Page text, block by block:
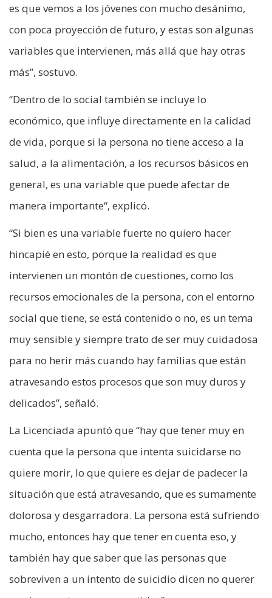
es que vemos a los jóvenes con mucho desánimo,
con poca proyección de futuro, y estas son algunas
variables que intervienen, más allá que hay otras
más”, sostuvo.
“Dentro de lo social también se incluye lo
económico, que influye directamente en la calidad
de vida, porque si la persona no tiene acceso a la
salud, a la alimentación, a los recursos básicos en
general, es una variable que puede afectar de
manera importante“, explicó.
“Si bien es una variable fuerte no quiero hacer
hincapié en esto, porque la realidad es que
intervienen un montón de cuestiones, como los
recursos emocionales de la persona, con el entorno
social que tiene, se está contenido o no, es un tema
muy sensible y siempre trato de ser muy cuidadosa
para no herir más cuando hay familias que están
atravesando estos procesos que son muy duros y
delicados”, señaló.
La Licenciada apuntó que “hay que tener muy en
cuenta que la persona que intenta suicidarse no
quiere morir, lo que quiere es dejar de padecer la
situación que está atravesando, que es sumamente
dolorosa y desgarradora. La persona está sufriendo
mucho, entonces hay que tener en cuenta eso, y
también hay que saber que las personas que
sobreviven a un intento de suicidio dicen no querer